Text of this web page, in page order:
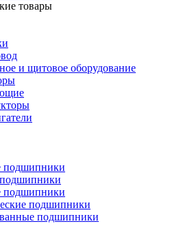
товары
и щитовое оборудование
подшипники
подшипники
подшипники
подшипники